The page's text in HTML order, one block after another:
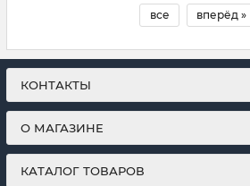
все вперёд »
КОНТАКТЫ
О МАГАЗИНЕ
КАТАЛОГ ТОВАРОВ